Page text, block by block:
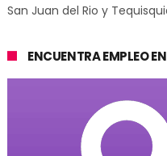
San Juan del Rio y
ENCUENTRA EMPLEO EN